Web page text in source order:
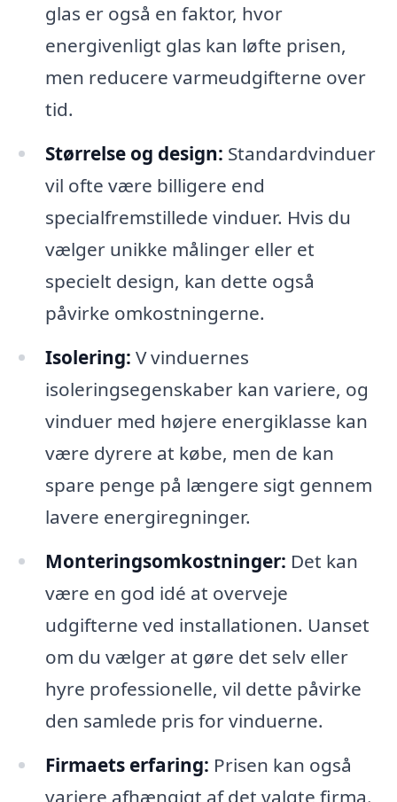
glas er også en faktor, hvor
energivenligt glas kan løfte prisen,
men reducere varmeudgifterne over
tid.
Størrelse og design: Standardvinduer
vil ofte være billigere end
specialfremstillede vinduer. Hvis du
vælger unikke målinger eller et
specielt design, kan dette også
påvirke omkostningerne.
Isolering: V vinduernes
isoleringsegenskaber kan variere, og
vinduer med højere energiklasse kan
være dyrere at købe, men de kan
spare penge på længere sigt gennem
lavere energiregninger.
Monteringsomkostninger: Det kan
være en god idé at overveje
udgifterne ved installationen. Uanset
om du vælger at gøre det selv eller
hyre professionelle, vil dette påvirke
den samlede pris for vinduerne.
Firmaets erfaring: Prisen kan også
variere afhængigt af det valgte firma.